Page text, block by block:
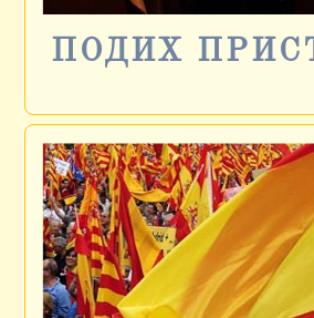
ПОДИХ